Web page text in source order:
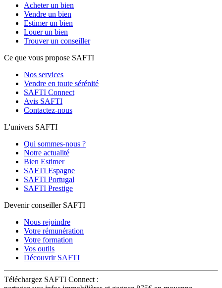
Acheter un bien
Vendre un bien
Estimer un bien
Louer un bien
Trouver un conseiller
Ce que vous propose SAFTI
Nos services
Vendre en toute sérénité
SAFTI Connect
Avis SAFTI
Contactez-nous
L'univers SAFTI
Qui sommes-nous ?
Notre actualité
Bien Estimer
SAFTI Espagne
SAFTI Portugal
SAFTI Prestige
Devenir conseiller SAFTI
Nous rejoindre
Votre rémunération
Votre formation
Vos outils
Découvrir SAFTI
Téléchargez SAFTI Connect :